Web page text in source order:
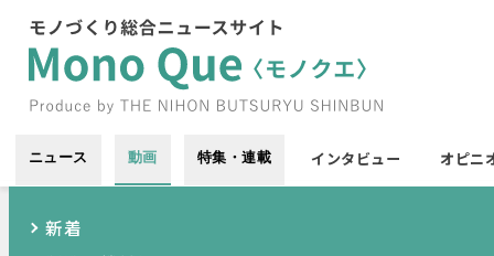
ニュース 動画 特集・連載 インタビュー オピニ
新着